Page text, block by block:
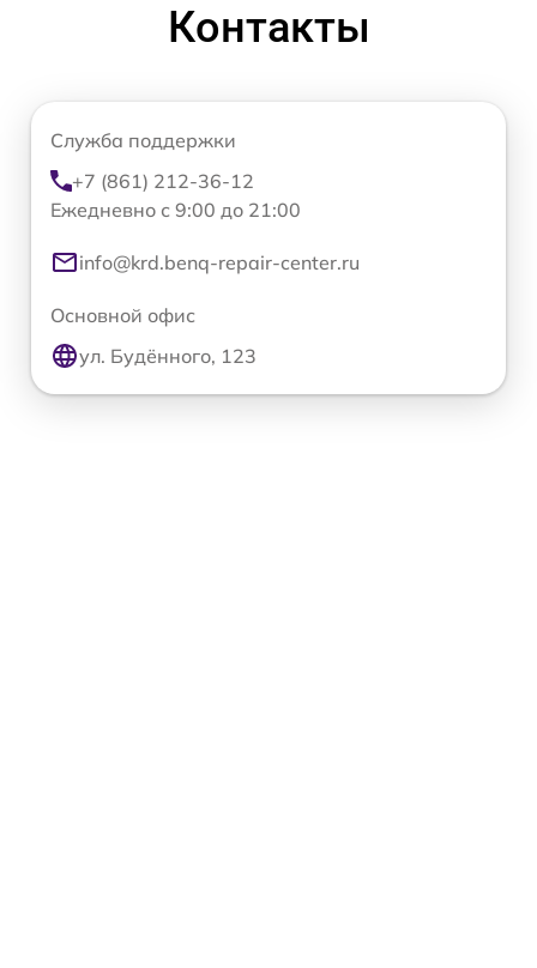
Контакты
Служба поддержки
+7 (861) 212-36-12
Ежедневно с 9:00 до 21:00
info@krd.benq-repair-center.ru
Основной офис
ул. Будённого, 123